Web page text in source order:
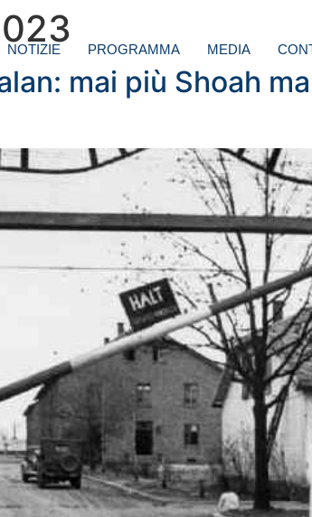
NOTIZIE PROGRAMMA MEDIA
mai più Shoah